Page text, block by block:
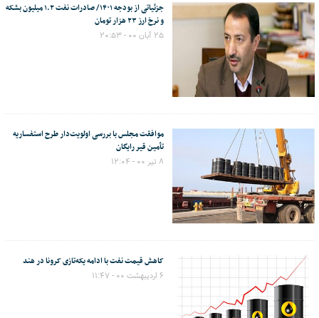
جزئیاتی از بودجه ۱۴۰۱/ صادرات نفت ۱.۲ میلیون بشکه
و نرخ ارز ۲۳ هزار تومان
۲۵ آبان ۰۰ - ۲۰:۵۳
موافقت مجلس با بررسی اولویت‌دار طرح استفساریه
تأمین قیر رایگان
۸ تیر ۰۰ - ۱۲:۰۴
کاهش قیمت نفت با ادامه یکه‌تازی کرونا در هند
۶ اردیبهشت ۰۰ - ۱۱:۴۷